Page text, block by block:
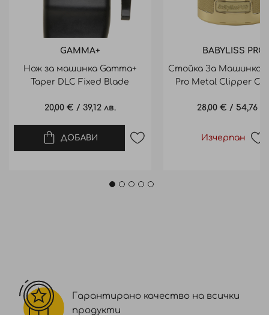
12 месеца - Важи за използване на продукта за
професионална употреба.
GAMMA+
Нож за машинка Gamma+
Taper DLC Fixed Blade
20,00 € / 39,12 лв.
ДОБАВИ
BABYLISS PRO
Стойка За Машинка
Pro Metal Clipper
28,00 € / 54,76
Изчерпан
Гарантирано качество на всички
продукти